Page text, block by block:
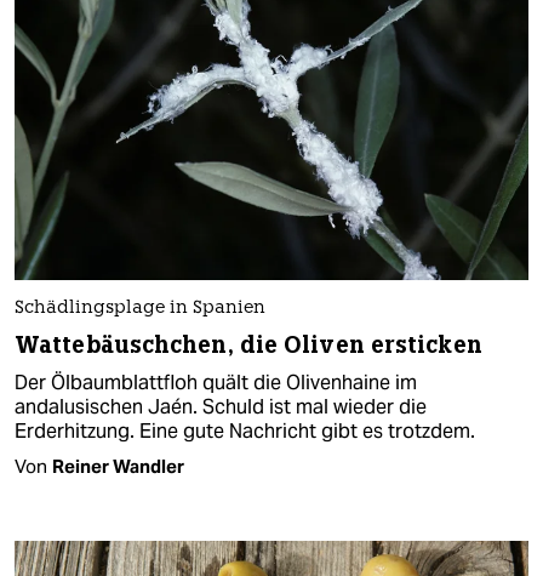
Schädlingsplage in Spanien
Wattebäuschchen, die Oliven ersticken
Der Ölbaumblattfloh quält die Olivenhaine im
andalusischen Jaén. Schuld ist mal wieder die
Erderhitzung. Eine gute Nachricht gibt es trotzdem.
Von Reiner Wandler